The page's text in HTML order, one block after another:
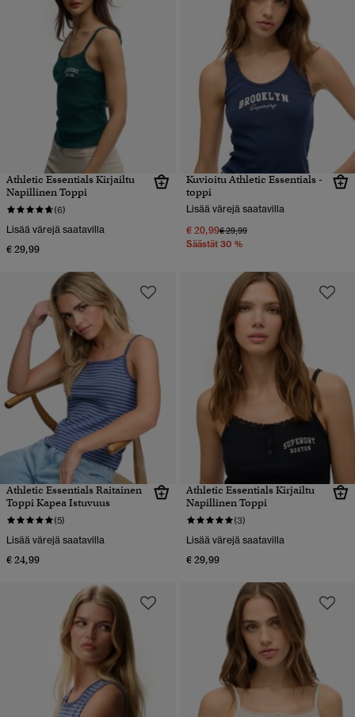
Athletic Essentials Kirjailtu
Napillinen Toppi
(6)
Lisää värejä saatavilla
€ 29,99
Kuvioitu Athletic Essentials -
toppi
Lisää värejä saatavilla
€ 20,99Hinta alennettu hinnasta
€ 29,99hintaan
Säästät 30 %
Athletic Essentials Raitainen
Toppi Kapea Istuvuus
(5)
Lisää värejä saatavilla
€ 24,99
Athletic Essentials Kirjailtu
Napillinen Toppi
(3)
Lisää värejä saatavilla
€ 29,99